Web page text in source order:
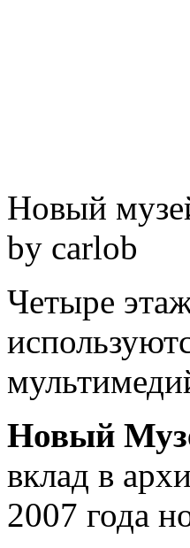
Новый
by carlob
Четыре
Новый
вклад в
2007 года